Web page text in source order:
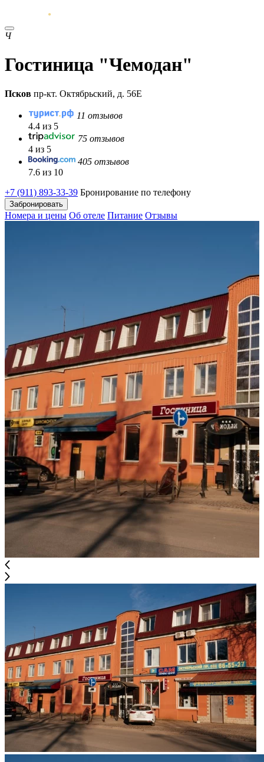
Ч
Гостиница "Чемодан"
Псков пр-кт. Октябрьский, д. 56Е
11 отзывов
4.4 из 5
75 отзывов
4 из 5
405 отзывов
7.6 из 10
+7 (911) 893-33-39 Бронирование по телефону
Забронировать
Номера и цены Об отеле Питание Отзывы